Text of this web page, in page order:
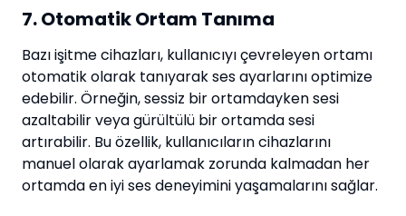
7. Otomatik Ortam Tanıma
Bazı işitme cihazları, kullanıcıyı çevreleyen ortamı
otomatik olarak tanıyarak ses ayarlarını optimize
edebilir. Örneğin, sessiz bir ortamdayken sesi
azaltabilir veya gürültülü bir ortamda sesi
artırabilir. Bu özellik, kullanıcıların cihazlarını
manuel olarak ayarlamak zorunda kalmadan her
ortamda en iyi ses deneyimini yaşamalarını sağlar.